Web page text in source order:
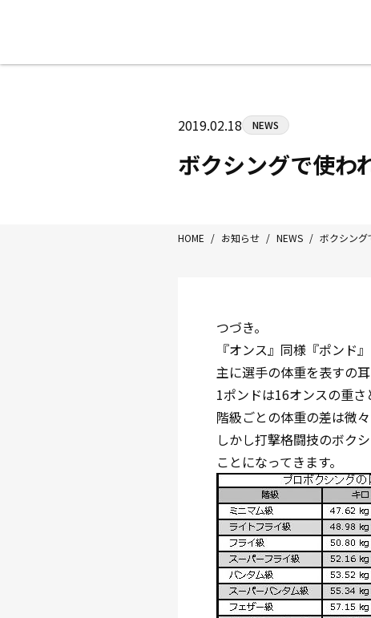
Tel/Fax：042-622-7222
2019.02.18 NEWS
ボクシングで使わ
HOME / お知らせ / NEWS / ボクシング
つづき。
『オンス』同様『ポンド
主に選手の体重を表すの耳
1ポンドは16オンスの重さ
階級ごとの体重の差は微
しかし打撃格闘技のボク
ことになってきます。